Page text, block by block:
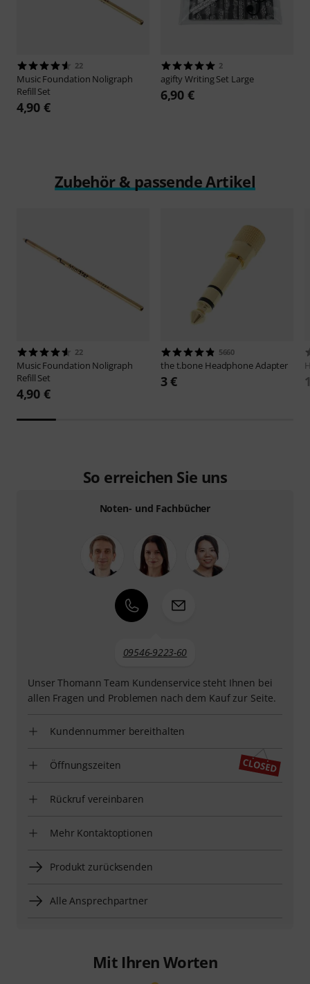
22
Music Foundation Noligraph
Refill Set
4,90 €
2
agiftyWriting Set Large
6,90 €
Zubehör & passende Artikel
22
Music Foundation Noligraph
Refill Set
4,90 €
5660
the t.bone Headphone Adapter
3 €
So erreichen Sie uns
Noten- und Fachbücher
09546-9223-60
Unser Thomann Team Kundenservice steht Ihnen bei
allen Fragen und Problemen nach dem Kauf zur Seite.
Kundennummer bereithalten
Öffnungszeiten
Rückruf vereinbaren
Mehr Kontaktoptionen
Produkt zurücksenden
Alle Ansprechpartner
Mit Ihren Worten